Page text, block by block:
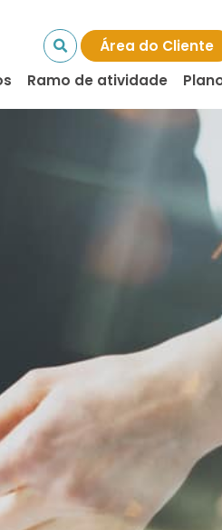
Área do Cliente
Ramo de atividade